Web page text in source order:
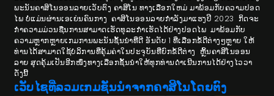
ພະນັນຄາສິໂນອອນລາຍເວັບຕົງ ຄາສິໂນ ທາງເລືອກໃຫມ່ ມາພ້ອມກັບຄວາມປອດ
ໄພ ບໍ່ແມ່ນຜ່ານເອເຍ່ນຄົນກາງ ຄາສິໂນອອນລາຍກຳລັງມາແຮງປີ 2023 ກິດຈະ
ກໍາຄວາມມ່ວນຊື່ນການສາມາດເຮັດທຸລະກໍາເຮັດໄດ້ຢ່າງປອດໄພ ມາພ້ອມກັບ
ຄວາມຫຼາກຫຼາຍເກມການພະນັນຊັ້ນນຳທີ່ດີ ອັນດັບ 1 ທີ່ເລືອກຂໍ້ດີຕ່າງໆຫຼາຍ ໃຫ້
ທ່ານໄດ້ສາມາດໃຊ້ບໍລິການທີ່ຄຸ້ມຄ່າໃນປະຈຸບັນທີ່ຍົກຂໍ້ດີຕ່າງ ຫຼິ້ນຄາສິໂນອອນ
ລາຍ ສຸດຄຸ້ມເປັນອີກໜຶ່ງທາງເລືອກຊັ້ນນໍາໃຫ້ທຸກທ່ານດຳເນີນການໄດ້ຢ່າງໄວວາ
ດັ່ງນີ້
ເວັບໄຊທີ່ລວມເກມຊັ່ນນຳຈາກຄາສິໂນໂດຍຕົງ